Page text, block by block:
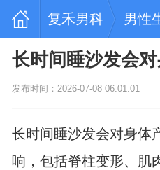
复禾男科 男性
长时间睡沙发会
发布时间：2026-07-08 06:01:01
长时间睡沙发会对身体
响，包括脊柱变形、肌